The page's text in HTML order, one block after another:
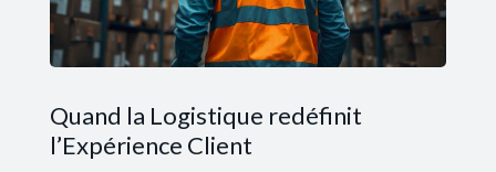
Quand la Logistique redéfinit
l’Expérience Client